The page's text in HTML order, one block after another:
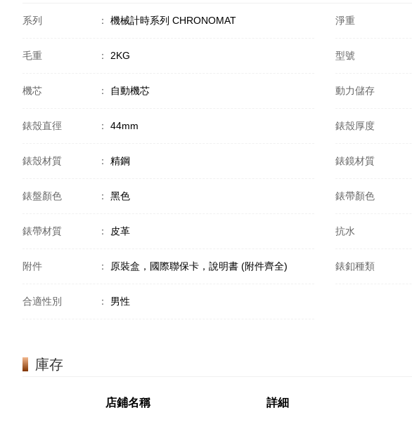
系列 ： 機械計時系列 CHRONOMAT 淨重
毛重 ： 2KG 型號
機芯 ： 自動機芯 動力儲存
錶殼直徑 ： 44mm 錶殼厚度
錶殼材質 ： 精鋼 錶鏡材質
錶盤顏色 ： 黑色 錶帶顏色
錶帶材質 ： 皮革 抗水
附件 ： 原裝盒，國際聯保卡，說明書 (附件齊全) 錶釦種類
合適性別 ： 男性
庫存
店鋪名稱 詳細